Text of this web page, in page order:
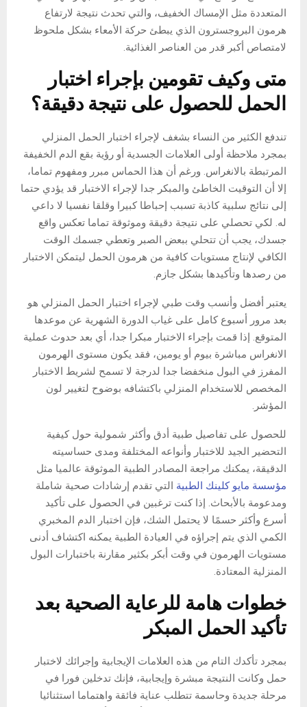
المتعددة مثل الإمساك الخفيف، والتي تحدث نتيجة لارتفاع
هرمون البروجسترون الذي يبطئ حركة الأمعاء بشكل ملحوظ
لامتصاص أكبر قدر من العناصر الغذائية.
متى وكيف تقومين بإجراء اختبار
الحمل للحصول على نتيجة دقيقة؟
تندفع الكثير من النساء بشغف لإجراء اختبار الحمل المنزلي
بمجرد ملاحظة أولى العلامات الجسدية أو رؤية بقع الدم الخفيفة
المرتبطة بالانغراس. ورغم أن هذا الحماس مبرر ومفهوم تماما،
إلا أن التوقيت الخاطئ والمبكر جدا لإجراء الاختبار قد يؤدي حتما
إلى نتائج سلبية كاذبة تسبب إحباطا كبيرا وقلقا نفسيا لا داعي
له. لكي تحصلي على نتيجة دقيقة وموثوقة تماما تعكس واقع
جسدك، يجب أن تتحلي ببعض الصبر وتعطي جسمك الوقت
الكافي لإنتاج مستويات كافية من هرمون الحمل ليتمكن الاختبار
من رصدها وتأكيدها بشكل جازم.
يعتبر أفضل وأنسب وقت طبي لإجراء اختبار الحمل المنزلي هو
بعد مرور أسبوع كامل على غياب الدورة الشهرية عن موعدها
المتوقع. إذا قمت بإجراء الاختبار مبكرا جدا، أي بعد حدوث عملية
الانغراس مباشرة بيوم أو يومين، فقد يكون مستوى الهرمون
المفرز في البول منخفضا جدا لدرجة لا تسمح لشريط الاختبار
المخصص للاستخدام المنزلي باكتشافه بوضوح لتغيير لون
المؤشر.
للحصول على تفاصيل طبية أدق وأكثر شمولية حول كيفية
التحضير الجيد للاختبار وأنواعه المختلفة ومدى حساسيته
الدقيقة، يمكنك مراجعة المصادر الطبية الموثوقة عالميا مثل
مؤسسة مايو كلينك الطبية التي تقدم إرشادات صحية شاملة
ومدعومة بالأبحاث. إذا كنت ترغبين في الحصول على تأكيد
أسرع وأكثر حسمًا لا يحتمل الشك، فإن اختبار الدم المخبري
الكمي الذي يتم إجراؤه في العيادة الطبية يمكنه اكتشاف أدنى
مستويات الهرمون في وقت أبكر بكثير مقارنة باختبارات البول
المنزلية المعتادة.
خطوات هامة للرعاية الصحية بعد
تأكيد الحمل المبكر
بمجرد تأكدك التام من هذه العلامات الإيجابية وإجرائك لاختبار
حمل وكانت النتيجة مبشرة وإيجابية، فإنك تدخلين فورا في
مرحلة جديدة وحاسمة تتطلب عناية فائقة واهتماما استثنائيا